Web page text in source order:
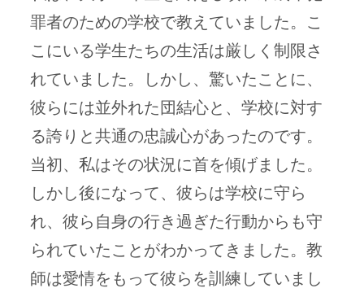
罪者のための学校で教えていました。こ
こにいる学生たちの生活は厳しく制限さ
れていました。しかし、驚いたことに、
彼らには並外れた団結心と、学校に対す
る誇りと共通の忠誠心があったのです。
当初、私はその状況に首を傾げました。
しかし後になって、彼らは学校に守ら
れ、彼ら自身の行き過ぎた行動からも守
られていたことがわかってきました。教
師は愛情をもって彼らを訓練していまし